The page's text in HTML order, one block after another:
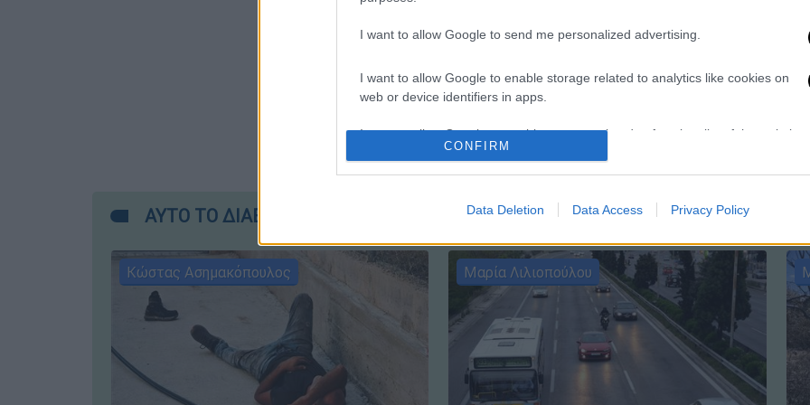
I want to allow Google to send me personalized advertising.
I want to allow Google to enable storage related to analytics like cookies on
web or device identifiers in apps.
I want to allow Google to enable storage related to functionality of the website
authentication functionality and fraud prevention, and other user protection.
CONFIRM
Data Deletion Data Access Privacy Policy
ΑΥΤΟ ΤΟ ΔΙΑΒΑΣΕΣ;
Κώστας Ασημακόπουλος Μαρία Λιλιοπούλου